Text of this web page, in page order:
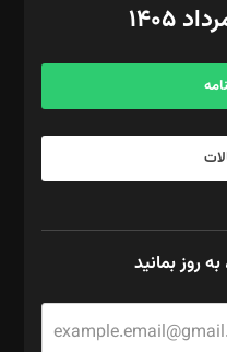
روز بمانید